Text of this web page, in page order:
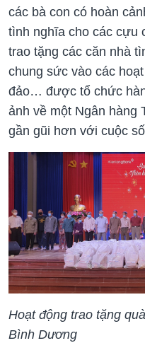
các bà con có hoàn
tình nghĩa cho các cựu
trao tặng các căn nhà
chung sức vào các
đảo… được tổ chức
ảnh về một Ngân hàng
gần gũi hơn với cuộc
Hoạt động trao tặng
Bình Dương